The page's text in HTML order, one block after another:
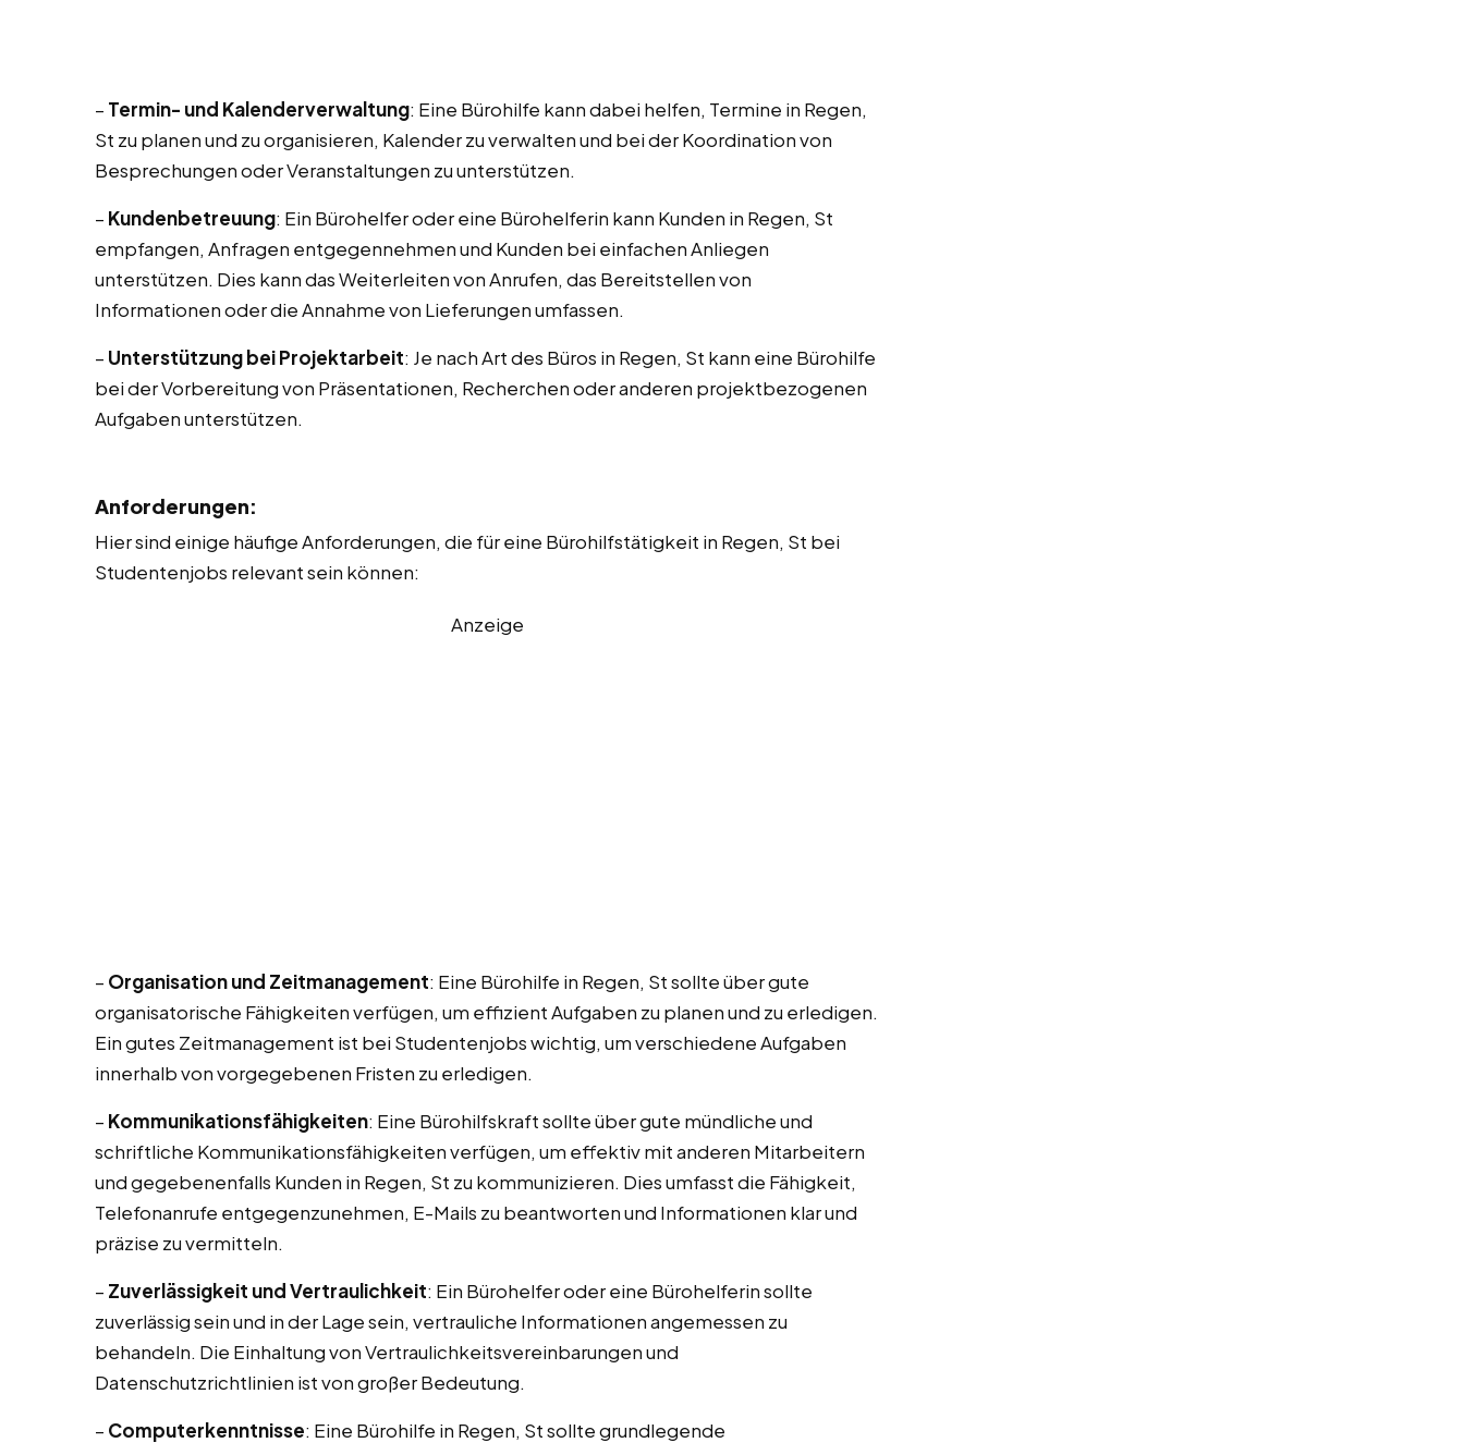
– Termin- und Kalenderverwaltung: Eine Bürohilfe kann dabei helfen, Termine in Regen,
St zu planen und zu organisieren, Kalender zu verwalten und bei der Koordination von
Besprechungen oder Veranstaltungen zu unterstützen.
– Kundenbetreuung: Ein Bürohelfer oder eine Bürohelferin kann Kunden in Regen, St
empfangen, Anfragen entgegennehmen und Kunden bei einfachen Anliegen
unterstützen. Dies kann das Weiterleiten von Anrufen, das Bereitstellen von
Informationen oder die Annahme von Lieferungen umfassen.
– Unterstützung bei Projektarbeit: Je nach Art des Büros in Regen, St kann eine Bürohilfe
bei der Vorbereitung von Präsentationen, Recherchen oder anderen projektbezogenen
Aufgaben unterstützen.
Anforderungen:
Hier sind einige häufige Anforderungen, die für eine Bürohilfstätigkeit in Regen, St bei
Studentenjobs relevant sein können:
Anzeige
– Organisation und Zeitmanagement: Eine Bürohilfe in Regen, St sollte über gute
organisatorische Fähigkeiten verfügen, um effizient Aufgaben zu planen und zu erledigen.
Ein gutes Zeitmanagement ist bei Studentenjobs wichtig, um verschiedene Aufgaben
innerhalb von vorgegebenen Fristen zu erledigen.
– Kommunikationsfähigkeiten: Eine Bürohilfskraft sollte über gute mündliche und
schriftliche Kommunikationsfähigkeiten verfügen, um effektiv mit anderen Mitarbeitern
und gegebenenfalls Kunden in Regen, St zu kommunizieren. Dies umfasst die Fähigkeit,
Telefonanrufe entgegenzunehmen, E-Mails zu beantworten und Informationen klar und
präzise zu vermitteln.
– Zuverlässigkeit und Vertraulichkeit: Ein Bürohelfer oder eine Bürohelferin sollte
zuverlässig sein und in der Lage sein, vertrauliche Informationen angemessen zu
behandeln. Die Einhaltung von Vertraulichkeitsvereinbarungen und
Datenschutzrichtlinien ist von großer Bedeutung.
– Computerkenntnisse: Eine Bürohilfe in Regen, St sollte grundlegende